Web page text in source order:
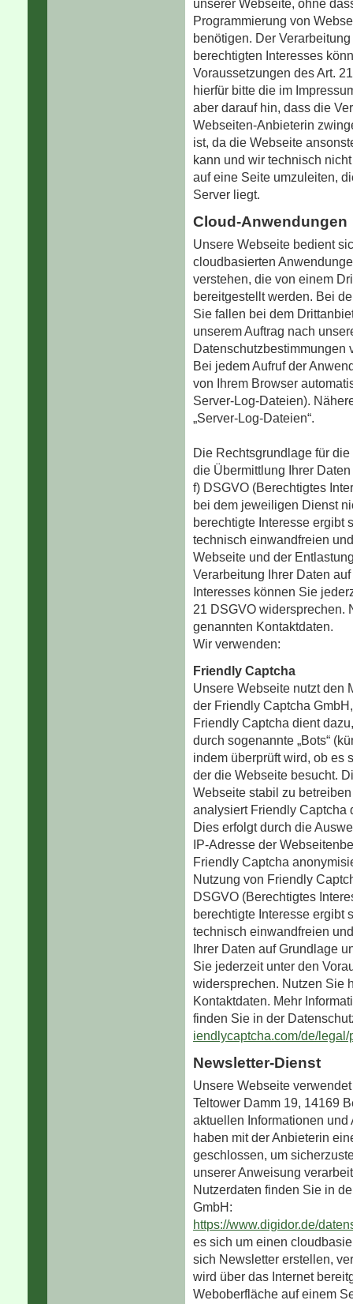
unserer Webseite, ohne
Programmierung von
benötigen. Der
berechtigten Interesses
Voraussetzungen des Art.
hierfür bitte die im
aber darauf hin, dass die
Webseiten-Anbieterin
ist, da die Webseite
kann und wir technisch
auf eine Seite umzuleiten,
Server liegt.
Cloud-Anwendungen
Unsere Webseite bedient
cloudbasierten
verstehen, die von einem
bereitgestellt werden. Bei
Sie fallen bei dem
unserem Auftrag nach
Datenschutzbestimmungen
Bei jedem Aufruf der
von Ihrem Browser
Server-Log-Dateien).
„Server-Log-Dateien“.
Die Rechtsgrundlage für
die Übermittlung Ihrer
f) DSGVO (Berechtigtes
bei dem jeweiligen Dienst
berechtigte Interesse ergibt
technisch einwandfreien
Webseite und der
Verarbeitung Ihrer Daten
Interesses können Sie
21 DSGVO widersprechen.
genannten Kontaktdaten.
Wir verwenden:
Friendly Captcha
Unsere Webseite nutzt den
der Friendly Captcha
Friendly Captcha dient
durch sogenannte „Bots“
indem überprüft wird, ob es
der die Webseite besucht.
Webseite stabil zu
analysiert Friendly Captcha
Dies erfolgt durch die
IP-Adresse der
Friendly Captcha
Nutzung von Friendly
DSGVO (Berechtigtes
berechtigte Interesse ergibt
technisch einwandfreien
Ihrer Daten auf Grundlage
Sie jederzeit unter den
widersprechen. Nutzen Sie
Kontaktdaten. Mehr
finden Sie in der
iendlycaptcha.com/de/
Newsletter-Dienst
Unsere Webseite
Teltower Damm 19, 14169
aktuellen Informationen
haben mit der Anbieterin
geschlossen, um
unserer Anweisung
Nutzerdaten finden Sie in
GmbH:
https://www.digidor.de/
es sich um einen
sich Newsletter erstellen,
wird über das Internet
Weboberfläche auf einem